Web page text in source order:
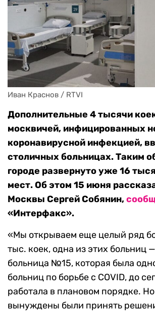
Иван Краснов / RTVI
Дополнительные 4 тысячи
москвичей, инфицированных
коронавирусной инфекцией,
столичных больницах. Таким
городе развернуто уже 16
мест. Об этом 15 июня
Москвы Сергей Собянин,
«Интерфакс».
«Мы открываем еще целый ряд
тыс. коек, одна из этих больниц
больница №15, которая была
больниц по борьбе с COVID, до
работала в плановом порядке.
вынуждены были принять